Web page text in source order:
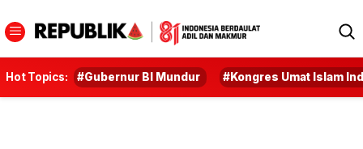
Hot Topics: #Gubernur BI Mundur #Kongres Umat Islam